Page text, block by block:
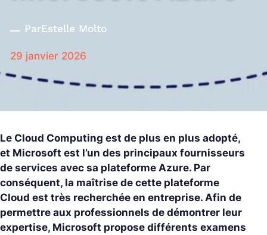
ParEstelle Molto
29 janvier 2026
Le Cloud Computing est de plus en plus adopté,
et Microsoft est l’un des principaux fournisseurs
de services avec sa plateforme Azure. Par
conséquent, la maîtrise de cette plateforme
Cloud est très recherchée en entreprise. Afin de
permettre aux professionnels de démontrer leur
expertise, Microsoft propose différents examens